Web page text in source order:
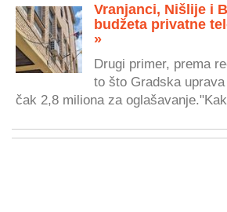
Vranjanci, Nišlije i
budžeta privatne
»
Drugi primer, prema
to što Gradska
čak 2,8 miliona za